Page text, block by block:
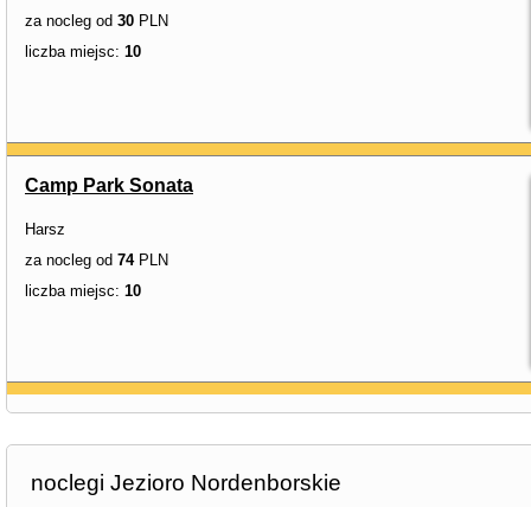
za nocleg od 30 PLN
liczba miejsc: 10
Camp Park Sonata
Harsz
za nocleg od 74PLN
liczba miejsc: 10
noclegi Jezioro Nordenborskie